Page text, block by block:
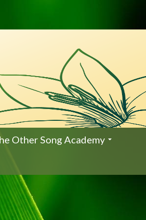
Other Song Academy